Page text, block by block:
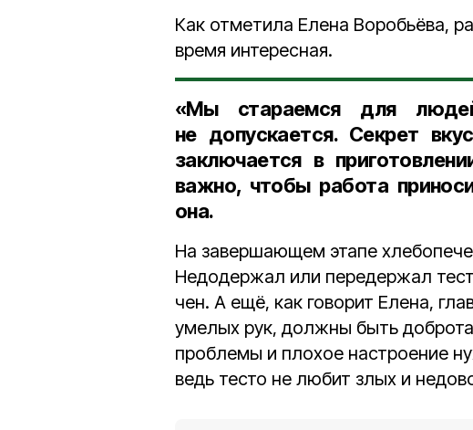
Как отметила Елена Воробьёва,
время интересная.
«Мы стараемся для
не допускается. Секрет
заключается в
важно, чтобы работа
она.
На завершающем этапе
Недодержал или передержал
чен. А ещё, как говорит Елена,
умелых рук, должны быть
проблемы и плохое настроение
ведь тесто не любит злых и